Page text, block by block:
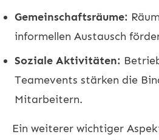
Gemeinschaftsräume:
informellen Austausch
Soziale Aktivitäten:
Teamevents stärken die
Mitarbeitern.
Ein weiterer wichtiger